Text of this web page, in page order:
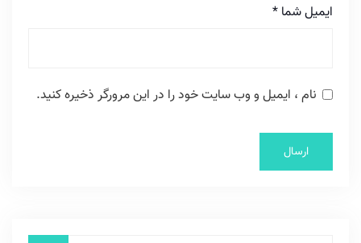
ایمیل شما *
نام ، ایمیل و وب سایت خود را در این مرورگر ذخیره کنید.